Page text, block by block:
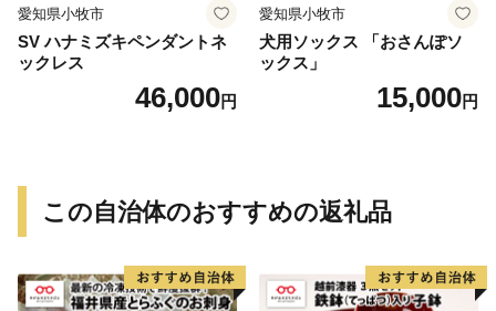
愛知県小牧市
SV ハナミズキペンダントネ
ックレス
46,000円
愛知県小牧市
犬用ソックス 「おさんぽソ
ックス」
15,000円
この自治体のおすすめの返礼品